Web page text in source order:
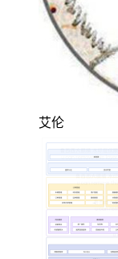
艾伦